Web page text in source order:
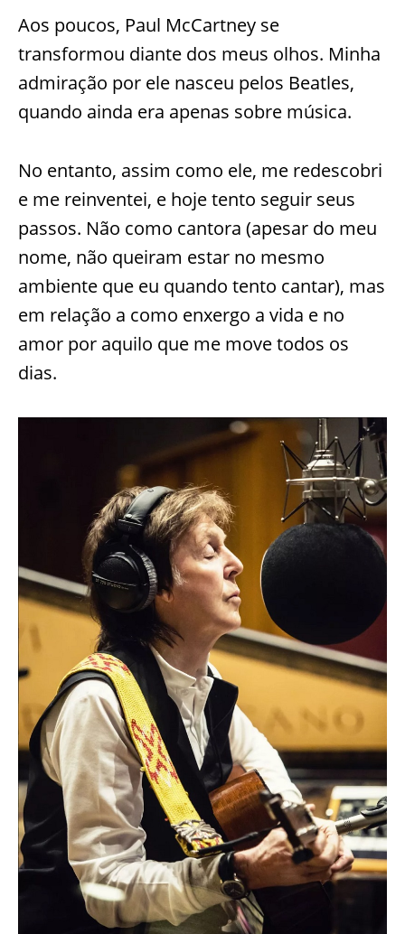
Aos poucos, Paul McCartney se
transformou diante dos meus olhos. Minha
admiração por ele nasceu pelos Beatles,
quando ainda era apenas sobre música.
No entanto, assim como ele, me redescobri
e me reinventei, e hoje tento seguir seus
passos. Não como cantora (apesar do meu
nome, não queiram estar no mesmo
ambiente que eu quando tento cantar), mas
em relação a como enxergo a vida e no
amor por aquilo que me move todos os
dias.